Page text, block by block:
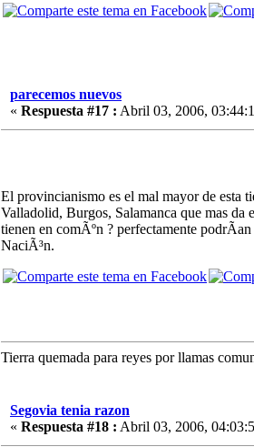
parecemos nuevos
« Respuesta #17 : Abril 03, 2006,
El provincianismo es el mal mayor de esta
Valladolid, Burgos, Salamanca que mas
tienen en comÃºn ? perfectamente
NaciÃ³n.
Tierra quemada para reyes por llamas
Segovia tenia razon
« Respuesta #18 : Abril 03, 2006,